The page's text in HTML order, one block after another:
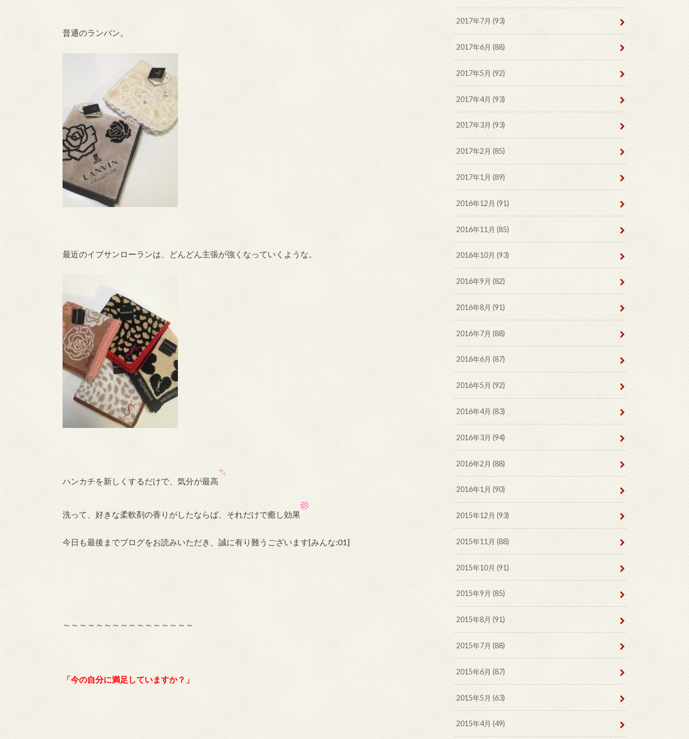
普通のランバン。
最近のイブサンローランは、どんどん主張が強くなっていくような。
ハンカチを新しくするだけで、気分が最高
洗って、好きな柔軟剤の香りがしたならば、それだけで癒し効果
今日も最後までブログをお読みいただき、誠に有り難うございます[みんな:01]
～～～～～～～～～～～～～～～～
「今の自分に満足していますか？」
2017年7月 (93)
2017年6月 (88)
2017年5月 (92)
2017年4月 (93)
2017年3月 (93)
2017年2月 (85)
2017年1月 (89)
2016年12月 (91)
2016年11月 (85)
2016年10月 (93)
2016年9月 (82)
2016年8月 (91)
2016年7月 (88)
2016年6月 (87)
2016年5月 (92)
2016年4月 (83)
2016年3月 (94)
2016年2月 (88)
2016年1月 (90)
2015年12月 (93)
2015年11月 (88)
2015年10月 (91)
2015年9月 (85)
2015年8月 (91)
2015年7月 (88)
2015年6月 (87)
2015年5月 (63)
2015年4月 (49)